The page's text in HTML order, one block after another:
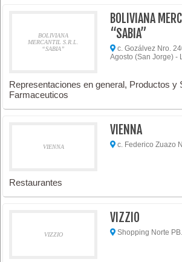
BOLIVIANA
MERCANTIL S.R.L.
“SABIA”
BOLIVIANA
“SABIA”
c. Gozálvez Nro.
Agosto (San Jorge) -
Representaciones en general, Productos y
Farmaceuticos
VIENNA
VIENNA
c. Federico Zuazo
Restaurantes
VIZZIO
VIZZIO
Shopping Norte